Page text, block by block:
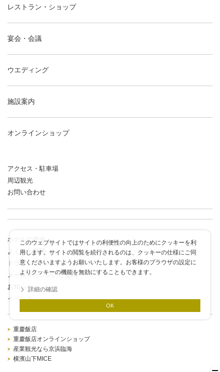
このウェブサイトではサイトの利便性の向上のためにクッキーを利
用します。サイトの閲覧を続行されるのは、クッキーの仕様にご同
意くださいますようお願いいたします。お客様のブラウザの設定に
よりクッキーの機能を無効にすることもできます。
詳細の確認
OK
レストラン・ショップ
宴会・会議
ウエディング
施設案内
オンラインショップ
アクセス・駐車場
周辺観光
お問い合わせ
ホテルの歴史
よくある質問
ドラゴンポイントカード
メールマガジンのご案内
お知らせ
イベント
重慶飯店
重慶飯店オンラインショップ
産業観光なら京浜臨海
横濱山下MICE